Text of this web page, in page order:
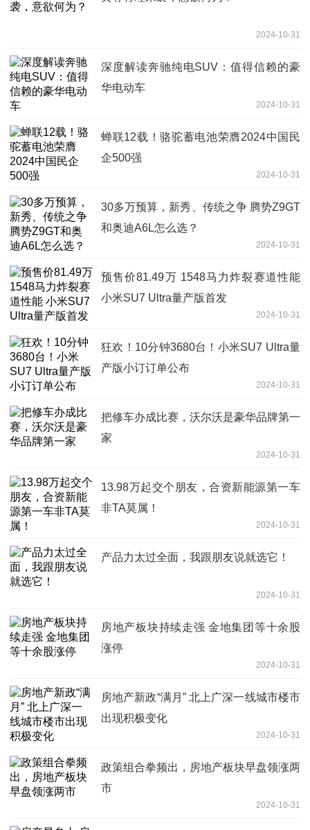
2024-10-31
深度解读奔驰纯电SUV：值得信赖的豪
华电动车
2024-10-31
蝉联12载！骆驼蓄电池荣膺2024中国民
企500强
2024-10-31
30多万预算，新秀、传统之争 腾势Z9GT
和奥迪A6L怎么选？
2024-10-31
预售价81.49万 1548马力炸裂赛道性能
小米SU7 Ultra量产版首发
2024-10-31
狂欢！10分钟3680台！小米SU7 Ultra量
产版小订订单公布
2024-10-31
把修车办成比赛，沃尔沃是豪华品牌第一
家
2024-10-31
13.98万起交个朋友，合资新能源第一车
非TA莫属！
2024-10-31
产品力太过全面，我跟朋友说就选它！
2024-10-31
房地产板块持续走强 金地集团等十余股
涨停
2024-10-31
房地产新政“满月” 北上广深一线城市楼市
出现积极变化
2024-10-31
政策组合拳频出，房地产板块早盘领涨两
市
2024-10-31